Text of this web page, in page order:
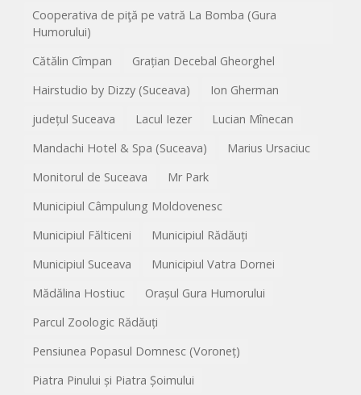
Cooperativa de piţă pe vatră La Bomba (Gura
Humorului)
Cătălin Cîmpan
Grațian Decebal Gheorghel
Hairstudio by Dizzy (Suceava)
Ion Gherman
județul Suceava
Lacul Iezer
Lucian Mînecan
Mandachi Hotel & Spa (Suceava)
Marius Ursaciuc
Monitorul de Suceava
Mr Park
Municipiul Câmpulung Moldovenesc
Municipiul Fălticeni
Municipiul Rădăuți
Municipiul Suceava
Municipiul Vatra Dornei
Mădălina Hostiuc
Orașul Gura Humorului
Parcul Zoologic Rădăuți
Pensiunea Popasul Domnesc (Voroneț)
Piatra Pinului și Piatra Șoimului